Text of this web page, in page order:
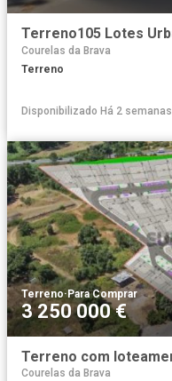
Courelas da Brava
Terreno
Disponibilizado Há 2 semanas
Terreno·Para Comprar
3 250 000 €
Courelas da Brava